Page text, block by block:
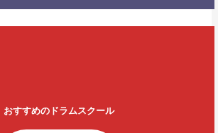
おすすめのドラムスクール